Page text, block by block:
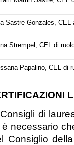
Sastre Gonzales, CEL
Strempel, CEL di
Papalino, CEL di
di
necessario
Consiglio